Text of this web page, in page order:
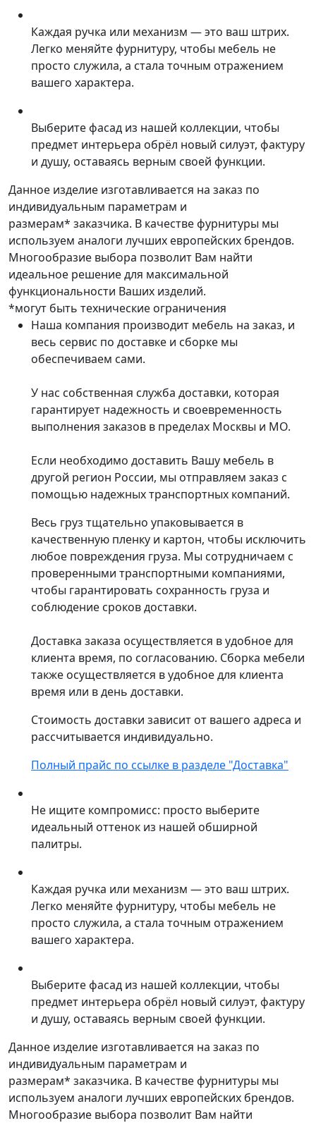
Каждая ручка или механизм — это ваш штрих.
Легко меняйте фурнитуру, чтобы мебель не
просто служила, а стала точным отражением
вашего характера.
Выберите фасад из нашей коллекции, чтобы
предмет интерьера обрёл новый силуэт, фактуру
и душу, оставаясь верным своей функции.
Данное изделие изготавливается на заказ по
индивидуальным параметрам и
размерам* заказчика. В качестве фурнитуры мы
используем аналоги лучших европейских брендов.
Многообразие выбора позволит Вам найти
идеальное решение для максимальной
функциональности Ваших изделий.
*могут быть технические ограничения
Наша компания производит мебель на заказ, и
весь сервис по доставке и сборке мы
обеспечиваем сами.
У нас собственная служба доставки, которая
гарантирует надежность и своевременность
выполнения заказов в пределах Москвы и МО.
Если необходимо доставить Вашу мебель в
другой регион России, мы отправляем заказ с
помощью надежных транспортных компаний.
Весь груз тщательно упаковывается в
качественную пленку и картон, чтобы исключить
любое повреждения груза. Мы сотрудничаем с
проверенными транспортными компаниями,
чтобы гарантировать сохранность груза и
соблюдение сроков доставки.
Доставка заказа осуществляется в удобное для
клиента время, по согласованию. Сборка мебели
также осуществляется в удобное для клиента
время или в день доставки.
Стоимость доставки зависит от вашего адреса и
рассчитывается индивидуально.
Полный прайс по ссылке в разделе "Доставка"
Не ищите компромисс: просто выберите
идеальный оттенок из нашей обширной
палитры.
Каждая ручка или механизм — это ваш штрих.
Легко меняйте фурнитуру, чтобы мебель не
просто служила, а стала точным отражением
вашего характера.
Выберите фасад из нашей коллекции, чтобы
предмет интерьера обрёл новый силуэт, фактуру
и душу, оставаясь верным своей функции.
Данное изделие изготавливается на заказ по
индивидуальным параметрам и
размерам* заказчика. В качестве фурнитуры мы
используем аналоги лучших европейских брендов.
Многообразие выбора позволит Вам найти